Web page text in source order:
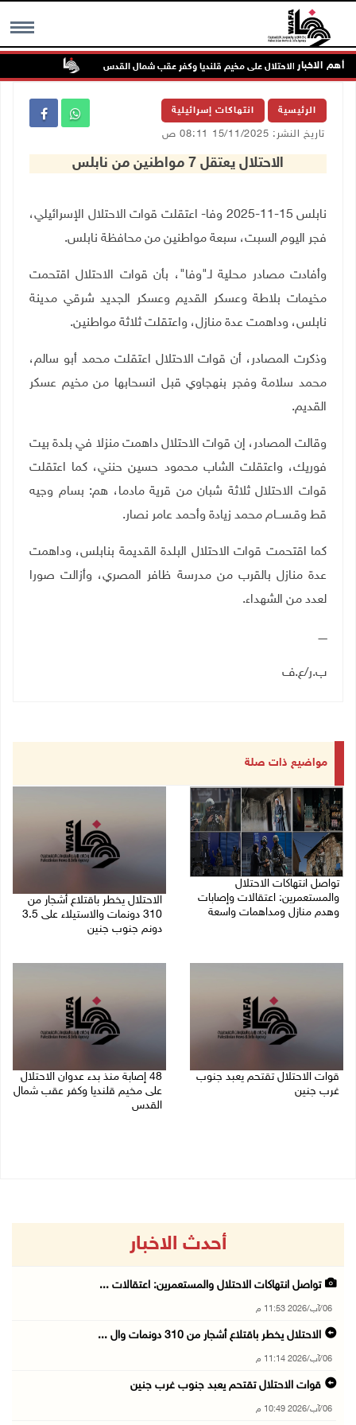
MENU أهم الاخبار
الرئيسية انتهاكات إسرائيلية
تاريخ النشر: 15/11/2025 08:11 ص
الاحتلال يعتقل 7 مواطنين من نابلس
نابلس 15-11-2025 وفا- اعتقلت قوات الاحتلال الإسرائيلي،
فجر اليوم السبت، سبعة مواطنين من محافظة نابلس.
وأفادت مصادر محلية لـ"وفا"، بأن قوات الاحتلال اقتحمت
مخيمات بلاطة وعسكر القديم وعسكر الجديد شرقي مدينة
نابلس، وداهمت عدة منازل، واعتقلت ثلاثة مواطنين.
وذكرت المصادر، أن قوات الاحتلال اعتقلت محمد أبو سالم،
محمد سلامة وفجر بنهجاوي قبل انسحابها من مخيم عسكر
القديم.
وقالت المصادر، إن قوات الاحتلال داهمت منزلا في بلدة بيت
فوريك، واعتقلت الشاب محمود حسين حنني، كما اعتقلت
قوات الاحتلال ثلاثة شبان من قرية مادما، هم: بسام وجيه
قط وقـســـام محمد زيادة وأحمد عامر نصار.
كما اقتحمت قوات الاحتلال البلدة القديمة بنابلس، وداهمت
عدة منازل بالقرب من مدرسة ظافر المصري، وأزالت صورا
لعدد من الشهداء.
ـــــ
ب.ر/ع.ف
مواضيع ذات صلة
تواصل انتهاكات الاحتلال
والمستعمرين: اعتقالات وإصابات
وهدم منازل ومداهمات واسعة
الاحتلال يخطر باقتلاع أشجار من
310 دونمات والاستيلاء على 3.5
دونم جنوب جنين
قوات الاحتلال تقتحم يعبد جنوب
غرب جنين
48 إصابة منذ بدء عدوان الاحتلال
على مخيم قلنديا وكفر عقب شمال
القدس
أحدث الاخبار
تواصل انتهاكات الاحتلال والمستعمرين: اعتقالات ...
06/آب/2026 11:53 م
الاحتلال يخطر باقتلاع أشجار من 310 دونمات وال ...
06/آب/2026 11:14 م
قوات الاحتلال تقتحم يعبد جنوب غرب جنين
06/آب/2026 10:49 م